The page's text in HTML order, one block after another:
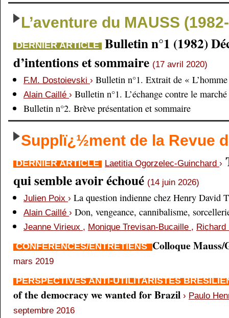
L’aventure du MAUSS
DERNIER ARTICLE Bulletin n°1 (1982)
d’intentions et sommaire (17 avril 2020)
F.M. Dostoievski › Bulletin n°1. Extrait de «
Alain Caillé › Bulletin n°1. L’échange contre le marché
Bulletin n°2. Brève présentation et sommaire
Supplï¿½ment de la Revue
DERNIER ARTICLE Laetitia Ogorzelec-Guinchard ›
qui semble avoir échoué (14 juin 2026)
Julien Poix › La question indienne chez Henry David
Alain Caillé › Don, vengeance, cannibalisme,
Jeanne Virieux , Monique Trevisan-Bucaille ,
CONFÉRENCES/ENTRETIENS Colloque
mars 2019
PERSPECTIVES ANTI-UTILITARISTES
of the democracy we wanted for Brazil › Paulo
septembre 2016